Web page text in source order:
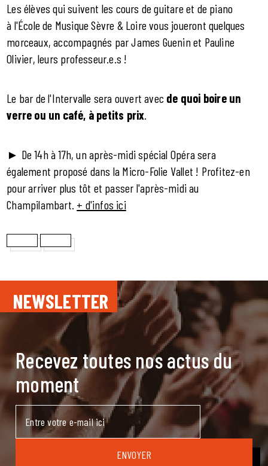
Les élèves qui suivent les cours de guitare et de piano
à l'École de Musique Sèvre & Loire vous joueront quelques
morceaux, accompagnés par James Guenin et Pauline
Olivier, leurs professeur.e.s !
Le bar de l'Intervalle sera ouvert avec de quoi boire un
verre ou un café, à petits prix
► De 14h à 17h, un après-midi spécial Opéra sera
également proposé dans la Micro-Folie Vallet ! Profitez-en
pour arriver plus tôt et passer l'après-midi au
Champilambart. + d'infos ici
NEWSLETTER
Recevez toutes nos actus du
moment